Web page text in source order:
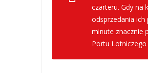
czarteru. Gdy na
odsprzedania
minute znacznie
Portu Lotniczego